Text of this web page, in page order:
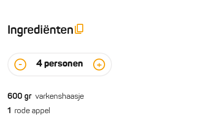
Ingrediënten
- 4 personen +
600 gr varkenshaasje
1 rode appel